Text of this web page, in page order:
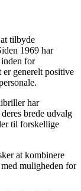
tilbyde
1969 har
for
er generelt positive
har
brede udvalg
til forskellige
at kombinere
muligheden for